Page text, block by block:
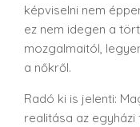
képviselni nem
ez nem idegen a
mozgalmaitól,
a nőkről.
Radó ki is jelenti:
realitása az